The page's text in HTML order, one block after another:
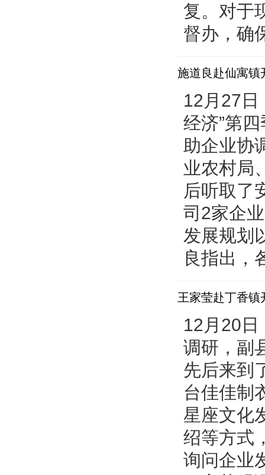
复。对于
督办，确
施道良赴仙寓镇
12月27日
经济”第
助企业协
业农村局
后听取了
司2家企
发展规划
良指出，
王家莹赴丁香镇
12月20日
调研，副
先后来到
台佳佳制
星座文化
绍等方式
询问企业